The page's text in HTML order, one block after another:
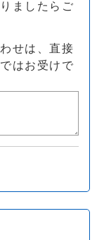
ましたらご
せは、直接
はお受けで